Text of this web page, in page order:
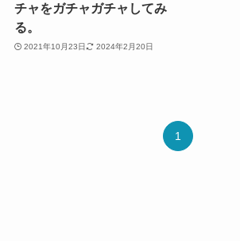
チャをガチャガチャしてみ
る。
2021年10月23日 2024年2月20日
1